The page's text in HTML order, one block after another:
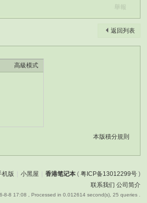
舉報
返回列表
高級模式
本版積分規則
机版 | 小黑屋 | 香港笔记本( 粤ICP备13012299号)
联系我们 公司简介
8-8 17:08 , Processed in 0.012614 second(s), 25 queries .